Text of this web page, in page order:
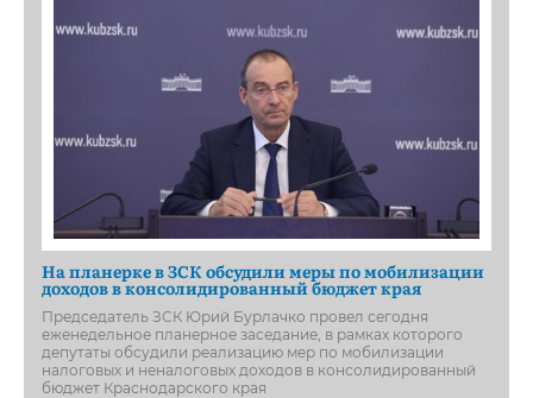
На планерке в ЗСК обсудили меры по мобилизации
доходов в консолидированный бюджет края
Председатель ЗСК Юрий Бурлачко провел сегодня
еженедельное планерное заседание, в рамках которого
депутаты обсудили реализацию мер по мобилизации
налоговых и неналоговых доходов в консолидированный
бюджет Краснодарского края